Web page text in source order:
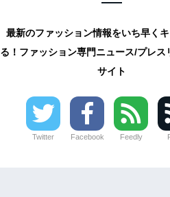
最新のファッション情報をいち早く
る！ファッション専門ニュース/プレス
サイト
Twitter Facebook Feedly